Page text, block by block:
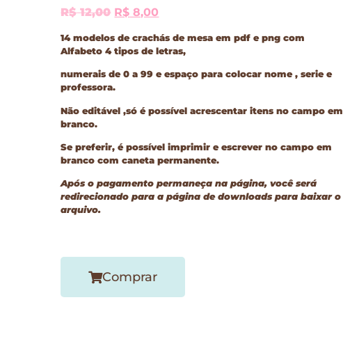
R$12,00 R$ 8,00
14 modelos de crachás de mesa em pdf e png com
Alfabeto 4 tipos de letras,
numerais de 0 a 99 e espaço para colocar nome , serie e
professora.
Não editável ,só é possível acrescentar itens no campo em
branco.
Se preferir, é possível imprimir e escrever no campo em
branco com caneta permanente.
Após o pagamento permaneça na página, você será
redirecionado para a página de downloads para baixar o
arquivo.
Comprar